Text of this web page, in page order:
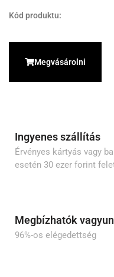
Kód produktu:
Megvásárolni
Ingyenes szállítás
Érvényes kártyás vagy
esetén 30 ezer forint
Megbízhatók
96%-os elégedettség